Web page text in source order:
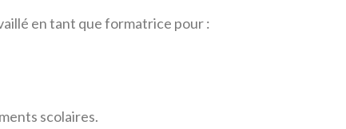
en tant que formatrice pour :
scolaires.